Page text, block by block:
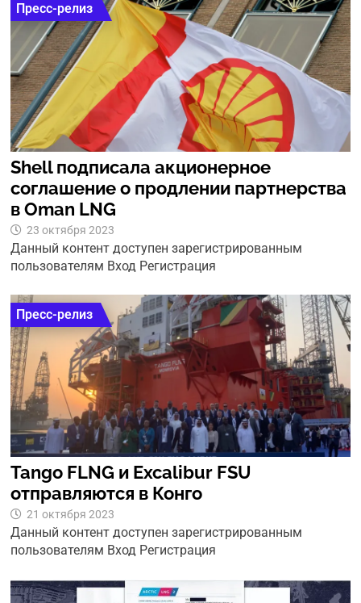
Пресс-релиз
Shell подписала акционерное
соглашение о продлении партнерства
в Oman LNG
23 октября 2023
Данный контент доступен зарегистрированным
пользователям Вход Регистрация
Пресс-релиз
Tango FLNG и Excalibur FSU
отправляются в Конго
21 октября 2023
Данный контент доступен зарегистрированным
пользователям Вход Регистрация